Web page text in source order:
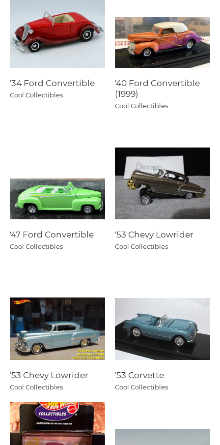
'34 Ford Convertible
Cool Collectibles
'40 Ford Convertible
(1999)
Cool Collectibles
'47 Ford Convertible
Cool Collectibles
'53 Chevy Lowrider
Cool Collectibles
'53 Chevy Lowrider
Cool Collectibles
'53 Corvette
Cool Collectibles